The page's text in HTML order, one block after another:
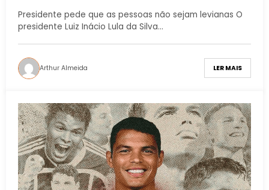
Presidente pede que as pessoas não sejam levianas O
presidente Luiz Inácio Lula da Silva…
Arthur Almeida LER MAIS